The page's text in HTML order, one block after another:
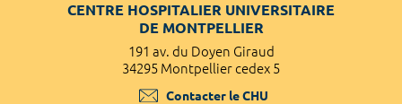
CENTRE HOSPITALIER UNIVERSITAIRE
DE MONTPELLIER
191 av. du Doyen Giraud
34295 Montpellier cedex 5
Contacter le CHU